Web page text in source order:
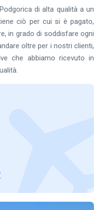
di alta qualità a un
ciò per cui si è pagato,
in grado di soddisfare ogni
oltre per i nostri clienti,
che abbiamo ricevuto in